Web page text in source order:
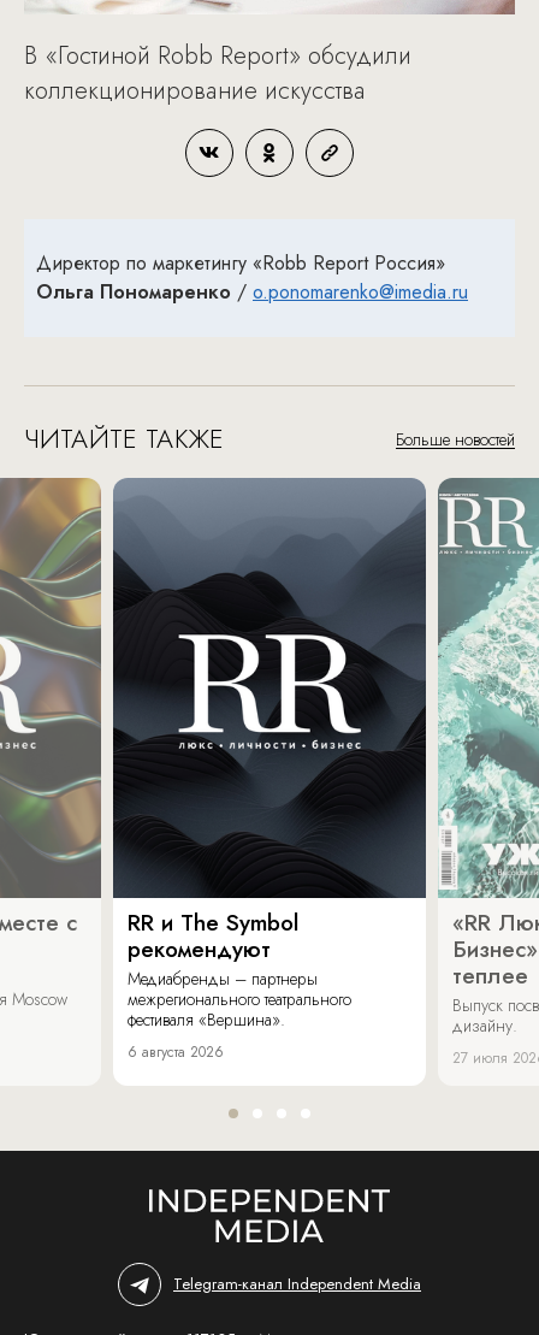
В «Гостиной Robb Report» обсудили
коллекционирование искусства
Директор по маркетингу «Robb Report Россия»
Ольга Пономаренко / o.ponomarenko@imedia.ru
ЧИТАЙТЕ ТАКЖЕ Больше новостей
с
Moscow
RR и The Symbol
рекомендуют
Медиабренды – партнеры
межрегионального театрального
фестиваля «Вершина».
6 августа 2026
«RR
теплее
Выпуск
дизайну.
27 июля
Telegram-канал Independent Media